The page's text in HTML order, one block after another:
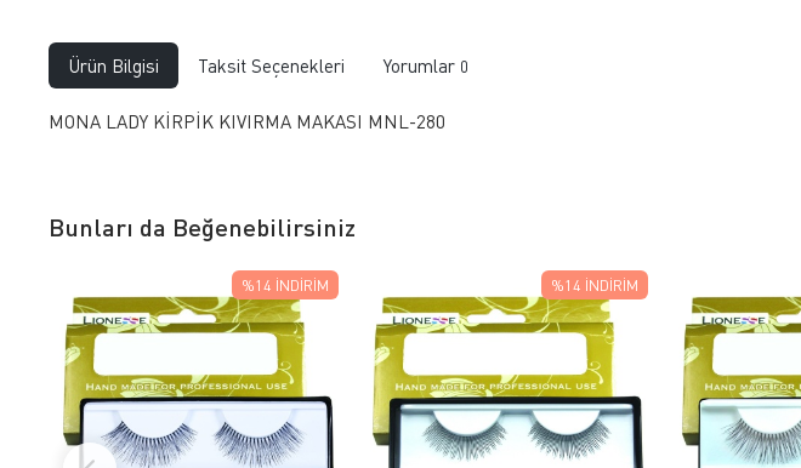
Ürün Bilgisi Taksit Seçenekleri Yorumlar 0
MONA LADY KİRPİK KIVIRMA MAKASI MNL-280
Bunları da Beğenebilirsiniz
%14 İNDIRIM %14 İNDIRIM